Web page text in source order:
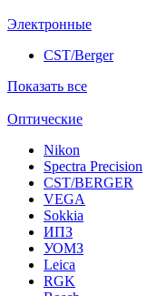
Электронные
CST/Berger
Показать все
Оптические
Nikon
Spectra Precision
CST/BERGER
VEGA
Sokkia
ИПЗ
УОМЗ
Leica
RGK